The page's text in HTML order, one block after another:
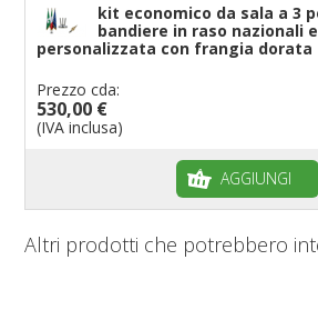
kit economico da sala a 3
bandiere in raso nazionali
personalizzata con frangia dorata
Prezzo cda:
530,00 €
(IVA inclusa)
AGGIUNGI
Altri prodotti che potrebbero